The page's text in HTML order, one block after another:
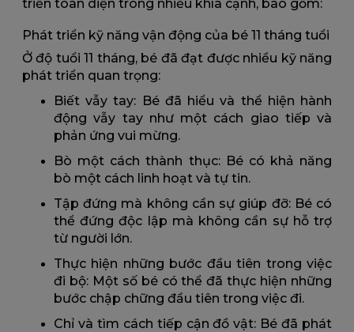
triển toàn diện trong nhiều khía cạnh, bao gồm:
Phát triển kỹ năng vận động của bé 11 tháng tuổi
Ở độ tuổi 11 tháng, bé đã đạt được nhiều kỹ năng
phát triển quan trọng:
Biết vẫy tay: Bé đã hiểu và thể hiện hành
động vẫy tay như một cách giao tiếp và
phản ứng vui mừng.
Bò một cách thành thục: Bé có khả năng
bò một cách linh hoạt và tự tin.
Tập đứng mà không cần sự giúp đỡ: Bé có
thể đứng độc lập mà không cần sự hỗ trợ
từ người lớn.
Thực hiện những bước đầu tiên trong việc
đi bộ: Một số bé có thể đã thực hiện những
bước chập chững đầu tiên trong việc đi.
Chỉ và tìm cách tiếp cận đồ vật: Bé đã phát